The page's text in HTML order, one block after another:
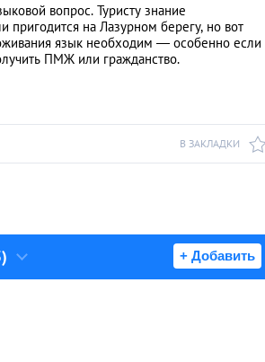
вопрос. Туристу знание
пригодится на Лазурном берегу, но вот
язык необходим — особенно если
ПМЖ или гражданство.
В ЗАКЛАДКИ
+ Добавить